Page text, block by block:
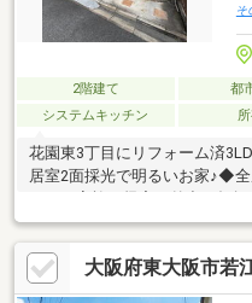
そ
2階建て 都
システムキッチン
花園東3丁目にリフォーム済
居室2面採光で明るいお家♪◆
食洗器付きのシステムキッチ
す！◆バルコニーは急な天候
駐車場は雨を避けて停められ
調：キッチン、トイレ、洗面
大阪府東大阪市若